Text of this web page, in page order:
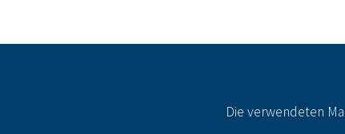
Die verwendeten